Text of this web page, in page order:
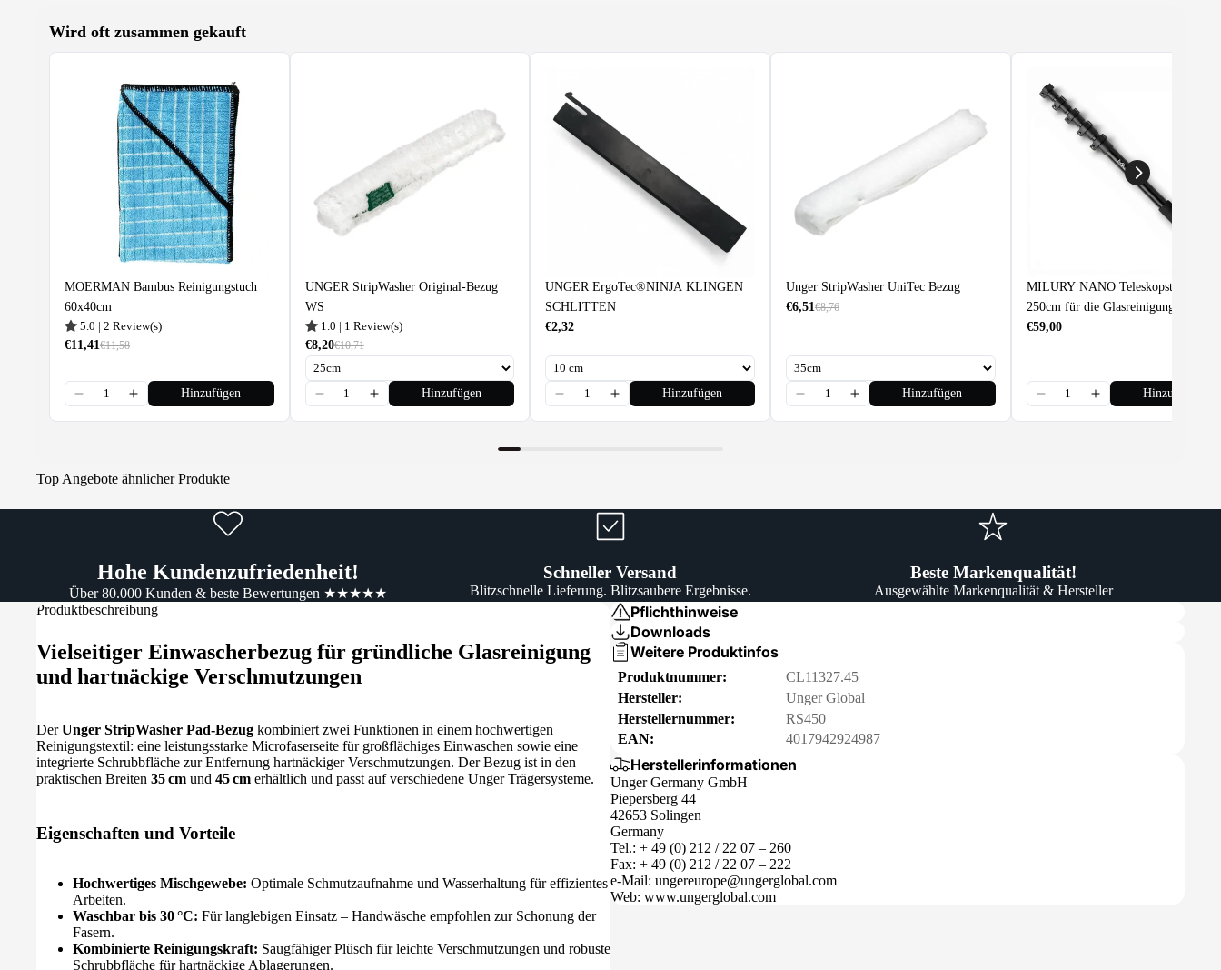
Wird oft zusammen gekauft
MOERMAN Bambus Reinigungstuch
60x40cm
5.0 | 2 Review(s)
€11,41€11,58
Hinzufügen
UNGER StripWasher Original-Bezug
WS
1.0 | 1 Review(s)
€8,20€10,71
Hinzufügen
UNGER ErgoTec®NINJA KLINGEN
SCHLITTEN
€2,32
Hinzufügen
Unger StripWasher UniTec Bezug
€6,51€8,76
Hinzufügen
MILURY NANO Teleskopstange
250cm für die Glasreinigung
€59,00
Hinzufügen
Top Angebote ähnlicher Produkte
Hohe Kundenzufriedenheit!
Über 80.000 Kunden & beste Bewertungen ★★★★★
Schneller Versand
Blitzschnelle Lieferung. Blitzsaubere Ergebnisse.
Beste Markenqualität!
Ausgewählte Markenqualität & Hersteller
Produktbeschreibung
Vielseitiger Einwascherbezug für gründliche Glasreinigung
und hartnäckige Verschmutzungen
DerUnger StripWasher Pad-Bezug kombiniert zwei Funktionen in einem hochwertigen
Reinigungstextil: eine leistungsstarke Microfaserseite für großflächiges Einwaschen sowie eine
integrierte Schrubbfläche zur Entfernung hartnäckiger Verschmutzungen. Der Bezug ist in den
praktischen Breiten 35 cm und 45 cm erhältlich und passt auf verschiedene Unger Trägersysteme.
Eigenschaften und Vorteile
Hochwertiges Mischgewebe: Optimale Schmutzaufnahme und Wasserhaltung für effizientes
Arbeiten.
Waschbar bis 30 °C: Für langlebigen Einsatz – Handwäsche empfohlen zur Schonung der
Fasern.
Kombinierte Reinigungskraft: Saugfähiger Plüsch für leichte Verschmutzungen und robuste
Schrubbfläche für hartnäckige Ablagerungen.
Pflichthinweise
Downloads
Weitere Produktinfos
Produktnummer:
CL11327.45
Hersteller:
Unger Global
Herstellernummer:
RS450
EAN:
4017942924987
Herstellerinformationen
Unger Germany GmbH
Piepersberg 44
42653 Solingen
Germany
Tel.: + 49 (0) 212 / 22 07 – 260
Fax: + 49 (0) 212 / 22 07 – 222
e-Mail: ungereurope@ungerglobal.com
Web: www.ungerglobal.com